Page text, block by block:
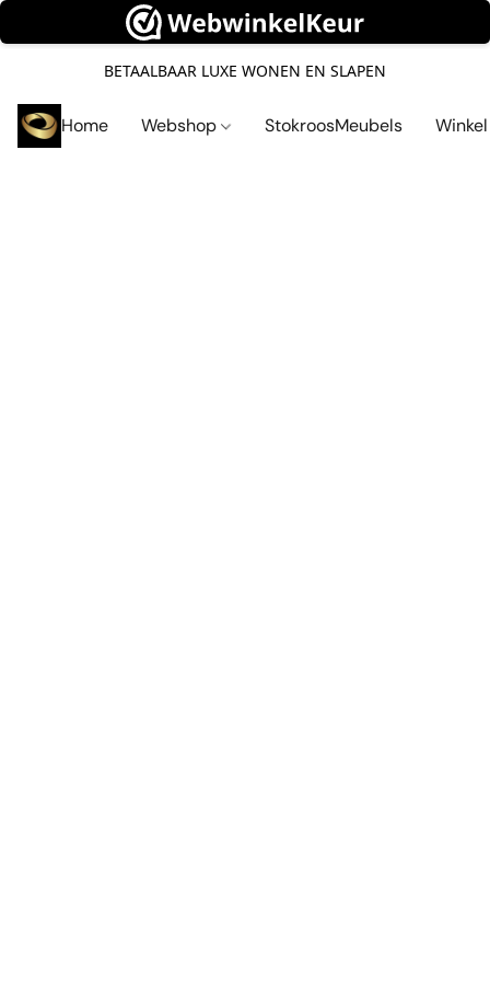
BETAALBAAR LUXE WONEN EN SLAPEN
Home Webshop StokroosMeubels